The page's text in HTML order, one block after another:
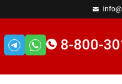
8-800-